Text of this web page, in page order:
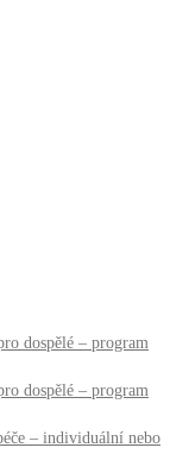
dospělé – program
dospělé – program
– individuální nebo